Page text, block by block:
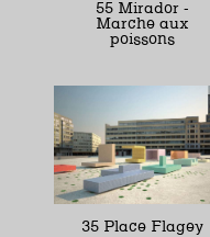
55 Mirador -
Marche aux
poissons
35 Place Flagey